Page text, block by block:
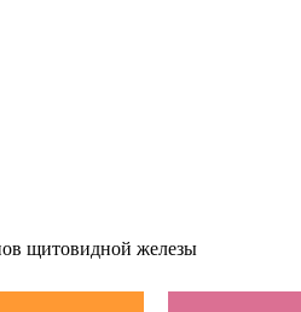
щитовидной железы